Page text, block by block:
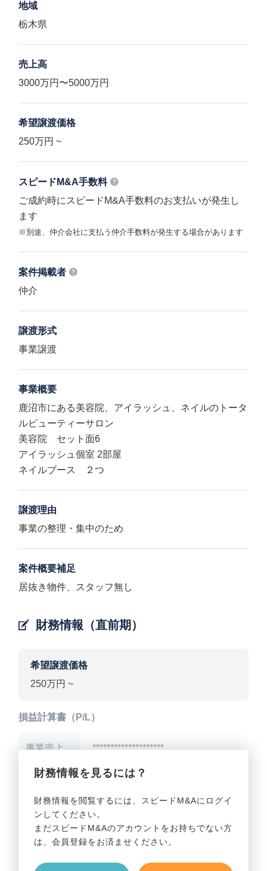
地域
栃木県
売上高
3000万円〜5000万円
希望譲渡価格
250万円 ~
スピードM&A手数料
ご成約時にスピードM&A手数料のお支払いが発生し
ます
※別途、仲介会社に支払う仲介手数料が発生する場合があります
案件掲載者
仲介
譲渡形式
事業譲渡
事業概要
鹿沼市にある美容院、アイラッシュ、ネイルのトータ
ルビューティーサロン
美容院 セット面6
アイラッシュ個室 2部屋
ネイルブース ２つ
譲渡理由
事業の整理・集中のため
案件概要補足
居抜き物件、スタッフ無し
財務情報（直前期）
希望譲渡価格
250万円 ~
財務情報を見るには？
財務情報を閲覧するには、スピードM&Aにログイ
ンしてください。
まだスピードM&Aのアカウントをお持ちでない方
は、会員登録をお済ませください。
損益計算書（P/L）
事業売上 ********************
事業利益 ********************
貸借対照表（B/S）
事業資産 ********************